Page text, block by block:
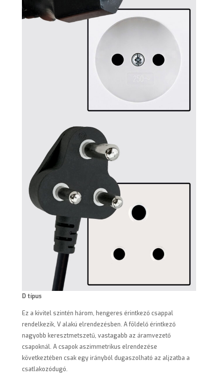
D típus
Ez a kivitel szintén három, hengeres érintkező csappal
rendelkezik, V alakú elrendezésben. A földelő érintkező
nagyobb keresztmetszetű, vastagabb az áramvezető
csapoknál. A csapok aszimmetrikus elrendezése
következtében csak egy irányból dugaszolható az aljzatba a
csatlakozódugó.